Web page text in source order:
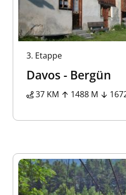
3. Etappe
Davos - Bergün
37 KM 1488 M